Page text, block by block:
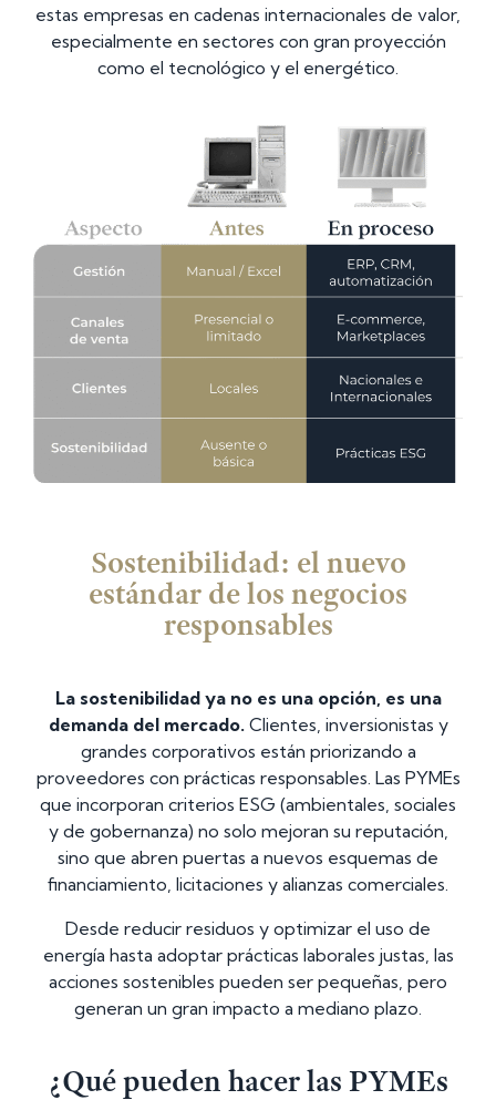
estas empresas en cadenas internacionales de valor,
especialmente en sectores con gran proyección
como el tecnológico y el energético.
Sostenibilidad: el nuevo
estándar de los negocios
responsables
La sostenibilidad ya no es una opción, es una
demanda del mercado.Clientes, inversionistas y
grandes corporativos están priorizando a
proveedores con prácticas responsables. Las PYMEs
que incorporan criterios ESG (ambientales, sociales
y de gobernanza) no solo mejoran su reputación,
sino que abren puertas a nuevos esquemas de
financiamiento, licitaciones y alianzas comerciales.
Desde reducir residuos y optimizar el uso de
energía hasta adoptar prácticas laborales justas, las
acciones sostenibles pueden ser pequeñas, pero
generan un gran impacto a mediano plazo.
¿Qué pueden hacer las PYMEs